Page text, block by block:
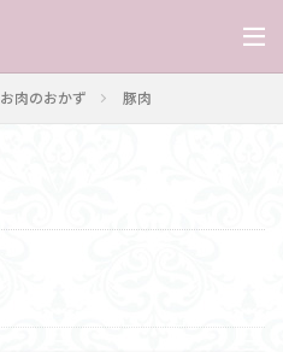
お肉のおかず 豚肉